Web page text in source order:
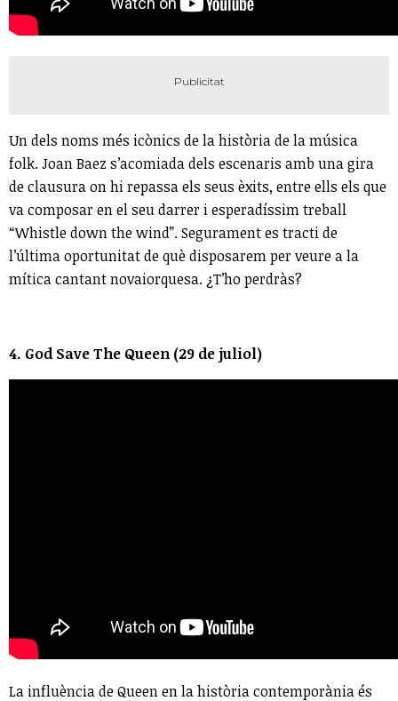
Un dels noms més icònics de la història de la música
folk. Joan Baez s’acomiada dels escenaris amb una gira
de clausura on hi repassa els seus èxits, entre ells els que
va composar en el seu darrer i esperadíssim treball
“Whistle down the wind”. Segurament es tracti de
l’última oportunitat de què disposarem per veure a la
mítica cantant novaiorquesa. ¿T’ho perdràs?
4. God Save The Queen (29 de juliol)
La influència de Queen en la història contemporània és